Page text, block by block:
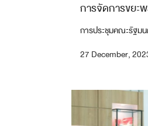
การจัดการขยะ
การประชุมคณะรัฐม
27 December,